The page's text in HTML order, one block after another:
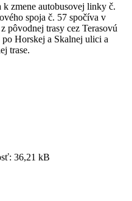
zmene autobusovej linky č.
spoja č. 57 spočíva v
pôvodnej trasy cez Terasovú
Horskej a Skalnej ulici a
trase.
36,21 kB